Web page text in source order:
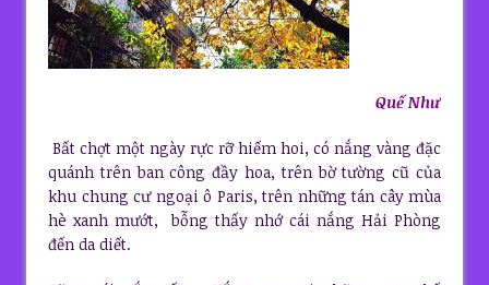
Quế Như
Bất chợt một ngày rực rỡ hiếm hoi, có nắng vàng đặc
quánh trên ban công đầy hoa, trên bờ tường cũ của
khu chung cư ngoại ô Paris, trên những tán cây mùa
hè xanh mướt, bỗng thấy nhớ cái nắng Hải Phòng
đến da diết.